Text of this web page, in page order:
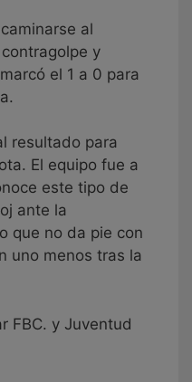
al
y
el 1 a 0 para
resultado para
El equipo fue a
este tipo de
ante la
que no da pie con
uno menos tras la
FBC. y Juventud